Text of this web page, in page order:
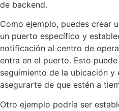
de backend.
Como ejemplo, puedes crear
un puerto específico y
notificación al centro de
entra en el puerto. Esto
seguimiento de la ubicación
asegurarte de que estén a
Otro ejemplo podría ser